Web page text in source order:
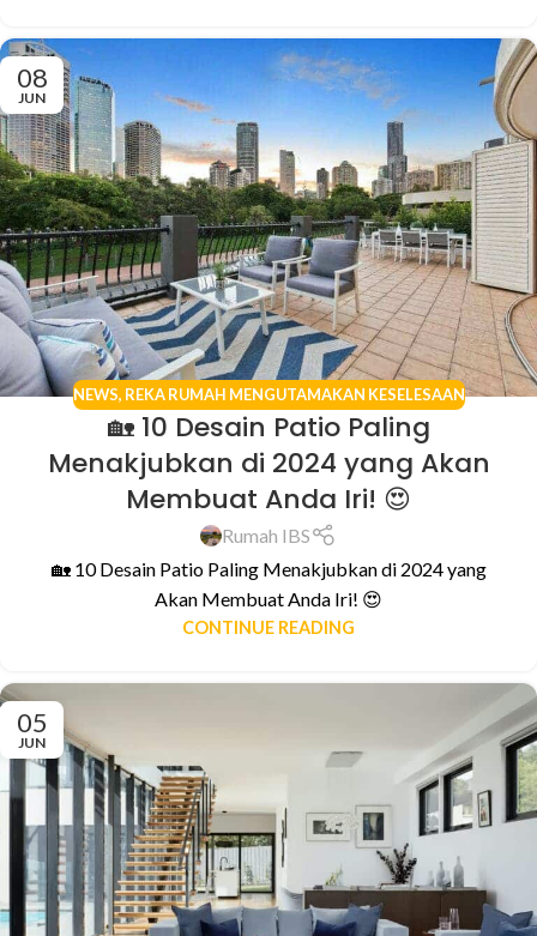
08
JUN
NEWS, REKA RUMAH MENGUTAMAKAN KESELESAAN
🏡 10 Desain Patio Paling
Menakjubkan di 2024 yang Akan
Membuat Anda Iri! 😍
Rumah IBS
🏡 10 Desain Patio Paling Menakjubkan di 2024 yang
Akan Membuat Anda Iri! 😍
CONTINUE READING
05
JUN